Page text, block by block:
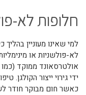
חלופות לא-
למי שאינו מעוניין בהליך
לא-פולשניות או
אולטרסאונד ממוקד (כמו
כאשר חום מבוקר חודר